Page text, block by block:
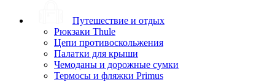
Путешествие и отдых
Рюкзаки Thule
Цепи противоскольжения
Палатки для крыши
Чемоданы и дорожные сумки
Термосы и фляжки Primus